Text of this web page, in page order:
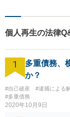
個人再生の法律
1
多重債務、
か？
#自己破産 #逮捕による
#多重債務
2020年10月9日